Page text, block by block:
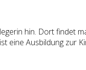
hin. Dort findet
eine Ausbildung zur